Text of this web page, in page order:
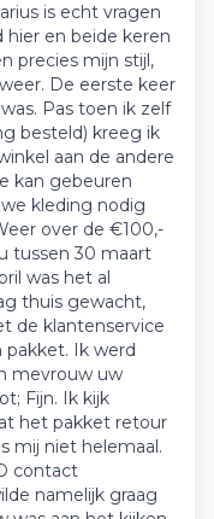
is echt vragen
en beide keren
precies mijn stijl,
De eerste keer
Pas toen ik zelf
besteld) kreeg ik
aan de andere
kan gebeuren
kleding nodig
over de €100,-
tussen 30 maart
was het al
thuis gewacht,
de klantenservice
Ik werd
mevrouw uw
Fijn. Ik kijk
het pakket retour
mij niet helemaal.
contact
namelijk graag